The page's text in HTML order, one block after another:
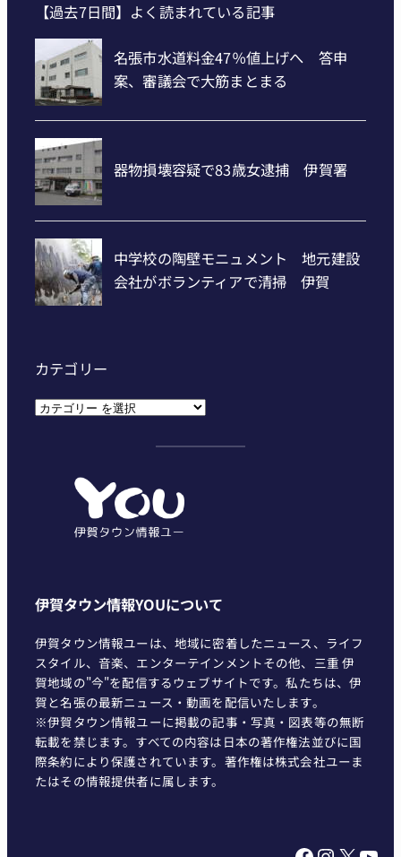
【過去7日間】よく読まれている記事
カテゴリー
カ
伊賀タウン情報YOUについて
伊賀タウン情報ユーは、地域に密着したニュース、ライフ
スタイル、音楽、エンターテインメントその他、三重 伊
賀地域の"今"を配信するウェブサイトです。私たちは、伊
賀と名張の最新ニュース・動画を配信いたします。
※伊賀タウン情報ユーに掲載の記事・写真・図表等の無断
転載を禁じます。すべての内容は日本の著作権法並びに国
際条約により保護されています。著作権は株式会社ユーま
たはその情報提供者に属します。